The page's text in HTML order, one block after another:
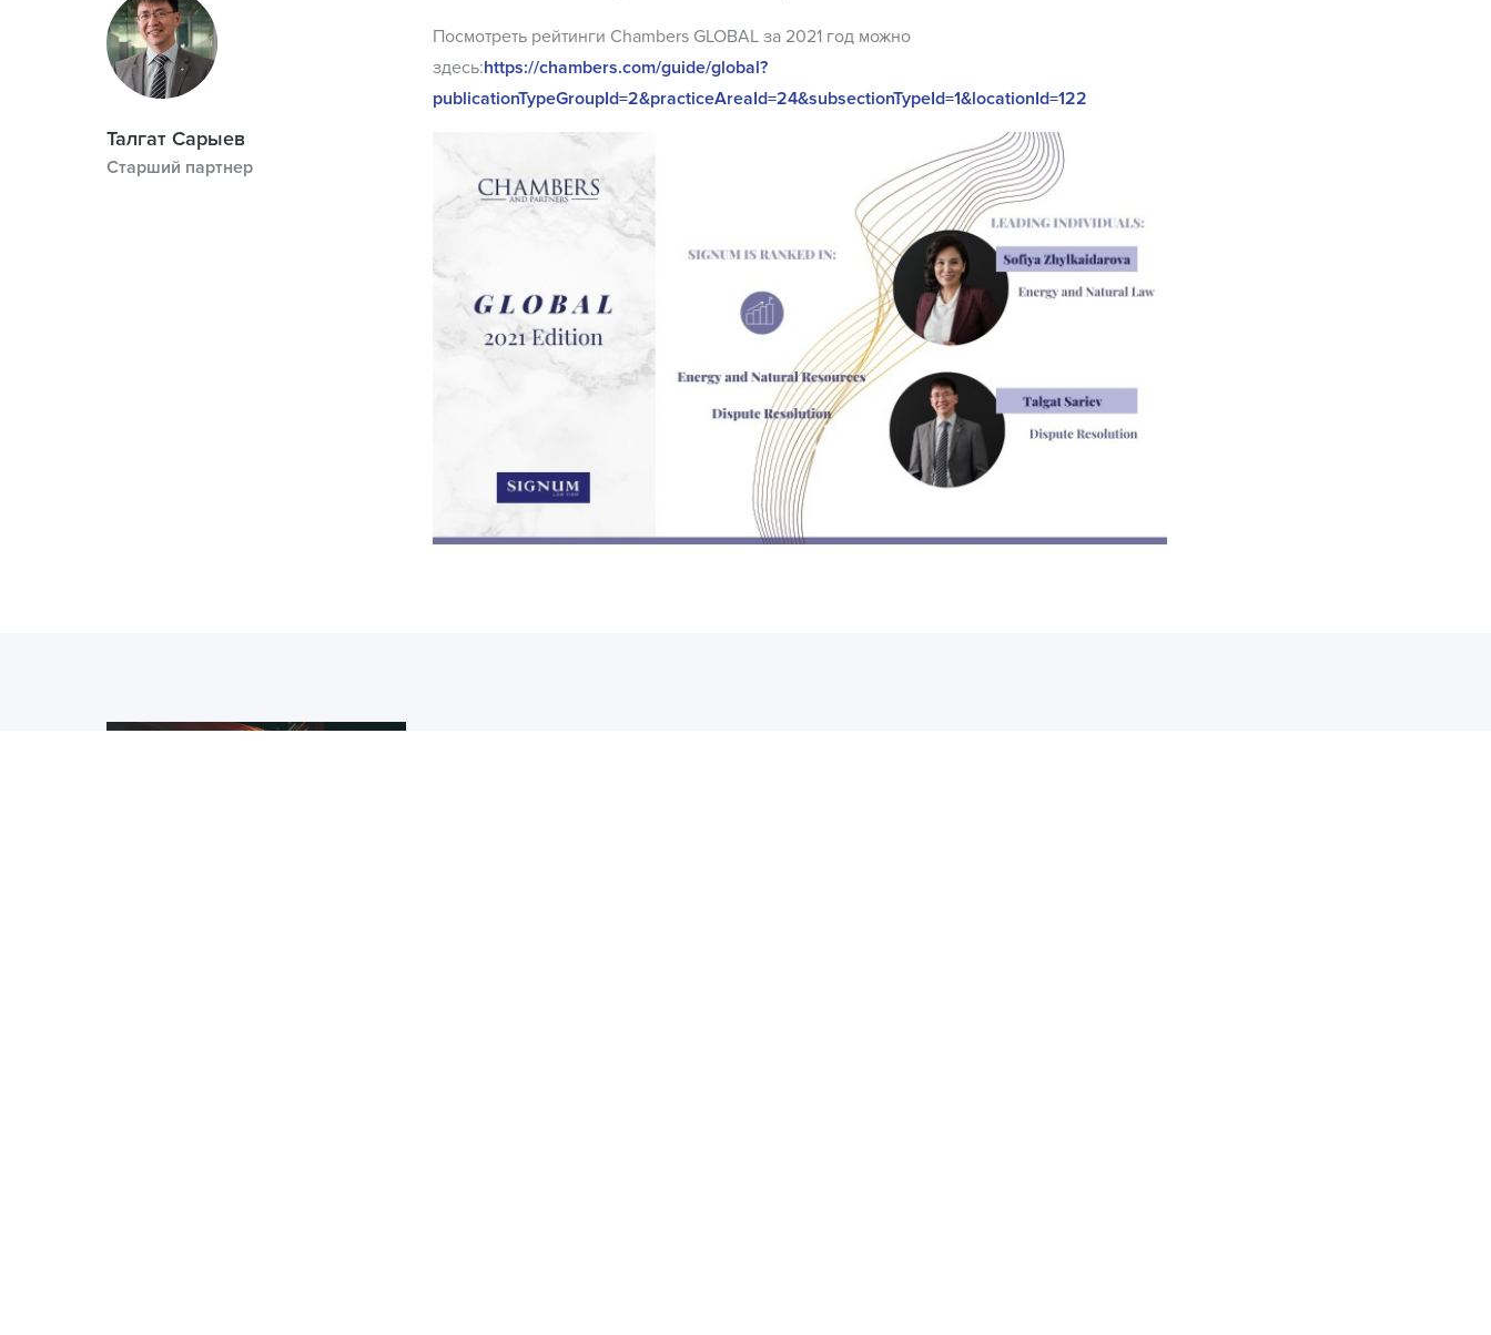
Талгат Сарыев
Старший партнер
Посмотреть рейтинги Chambers GLOBAL за 2021 год можно
здесь:https://chambers.com/guide/global?
publicationTypeGroupId=2&practiceAreaId=24&subsectionTypeId=1&locationId=122